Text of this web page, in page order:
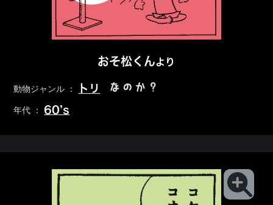
おそ松くんより
動物ジャンル ： トリ なのか？
年代 ： 60’s